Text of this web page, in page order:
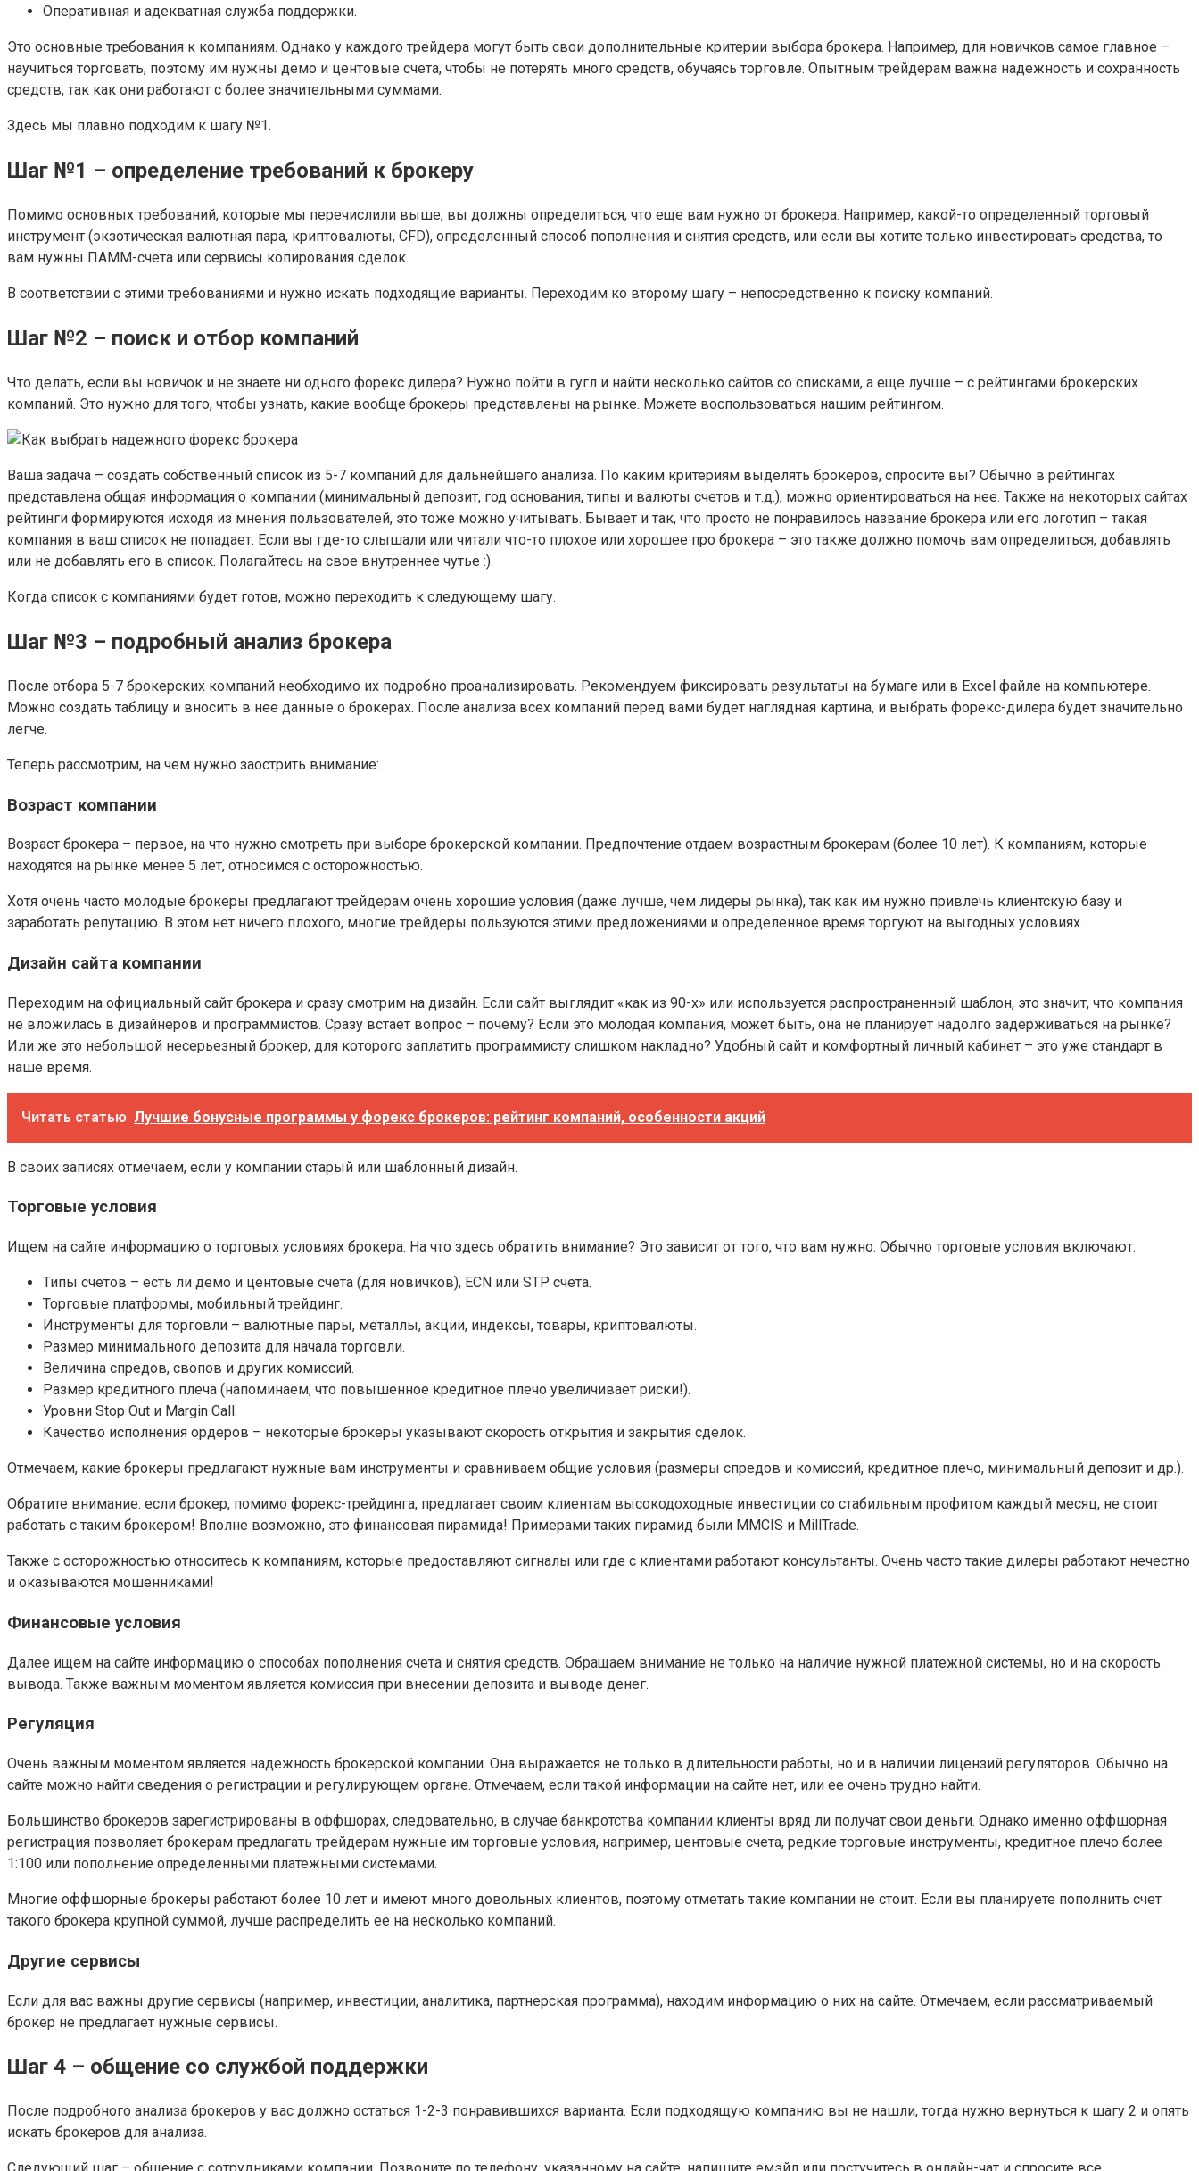
Оперативная и адекватная служба поддержки.
Это основные требования к компаниям. Однако у каждого трейдера могут быть свои дополнительные критерии выбора брокера. Например, для новичков самое главное –
научиться торговать, поэтому им нужны демо и центовые счета, чтобы не потерять много средств, обучаясь торговле. Опытным трейдерам важна надежность и сохранность
средств, так как они работают с более значительными суммами.
Здесь мы плавно подходим к шагу №1.
Шаг №1 – определение требований к брокеру
Помимо основных требований, которые мы перечислили выше, вы должны определиться, что еще вам нужно от брокера. Например, какой-то определенный торговый
инструмент (экзотическая валютная пара, криптовалюты, CFD), определенный способ пополнения и снятия средств, или если вы хотите только инвестировать средства, то
вам нужны ПАММ-счета или сервисы копирования сделок.
В соответствии с этими требованиями и нужно искать подходящие варианты. Переходим ко второму шагу – непосредственно к поиску компаний.
Шаг №2 – поиск и отбор компаний
Что делать, если вы новичок и не знаете ни одного форекс дилера? Нужно пойти в гугл и найти несколько сайтов со списками, а еще лучше – с рейтингами брокерских
компаний. Это нужно для того, чтобы узнать, какие вообще брокеры представлены на рынке. Можете воспользоваться нашим рейтингом.
Ваша задача – создать собственный список из 5-7 компаний для дальнейшего анализа. По каким критериям выделять брокеров, спросите вы? Обычно в рейтингах
представлена общая информация о компании (минимальный депозит, год основания, типы и валюты счетов и т.д.), можно ориентироваться на нее. Также на некоторых сайтах
рейтинги формируются исходя из мнения пользователей, это тоже можно учитывать. Бывает и так, что просто не понравилось название брокера или его логотип – такая
компания в ваш список не попадает. Если вы где-то слышали или читали что-то плохое или хорошее про брокера – это также должно помочь вам определиться, добавлять
или не добавлять его в список. Полагайтесь на свое внутреннее чутье :).
Когда список с компаниями будет готов, можно переходить к следующему шагу.
Шаг №3 – подробный анализ брокера
После отбора 5-7 брокерских компаний необходимо их подробно проанализировать. Рекомендуем фиксировать результаты на бумаге или в Excel файле на компьютере.
Можно создать таблицу и вносить в нее данные о брокерах. После анализа всех компаний перед вами будет наглядная картина, и выбрать форекс-дилера будет значительно
легче.
Теперь рассмотрим, на чем нужно заострить внимание:
Возраст компании
Возраст брокера – первое, на что нужно смотреть при выборе брокерской компании. Предпочтение отдаем возрастным брокерам (более 10 лет). К компаниям, которые
находятся на рынке менее 5 лет, относимся с осторожностью.
Хотя очень часто молодые брокеры предлагают трейдерам очень хорошие условия (даже лучше, чем лидеры рынка), так как им нужно привлечь клиентскую базу и
заработать репутацию. В этом нет ничего плохого, многие трейдеры пользуются этими предложениями и определенное время торгуют на выгодных условиях.
Дизайн сайта компании
Переходим на официальный сайт брокера и сразу смотрим на дизайн. Если сайт выглядит «как из 90-х» или используется распространенный шаблон, это значит, что компания
не вложилась в дизайнеров и программистов. Сразу встает вопрос – почему? Если это молодая компания, может быть, она не планирует надолго задерживаться на рынке?
Или же это небольшой несерьезный брокер, для которого заплатить программисту слишком накладно? Удобный сайт и комфортный личный кабинет – это уже стандарт в
наше время.
Читать статью Лучшие бонусные программы у форекс брокеров: рейтинг компаний, особенности акций
В своих записях отмечаем, если у компании старый или шаблонный дизайн.
Торговые условия
Ищем на сайте информацию о торговых условиях брокера. На что здесь обратить внимание? Это зависит от того, что вам нужно. Обычно торговые условия включают:
Типы счетов – есть ли демо и центовые счета (для новичков), ECN или STP счета.
Торговые платформы, мобильный трейдинг.
Инструменты для торговли – валютные пары, металлы, акции, индексы, товары, криптовалюты.
Размер минимального депозита для начала торговли.
Величина спредов, свопов и других комиссий.
Размер кредитного плеча (напоминаем, что повышенное кредитное плечо увеличивает риски!).
Уровни Stop Out и Margin Call.
Качество исполнения ордеров – некоторые брокеры указывают скорость открытия и закрытия сделок.
Отмечаем, какие брокеры предлагают нужные вам инструменты и сравниваем общие условия (размеры спредов и комиссий, кредитное плечо, минимальный депозит и др.).
Обратите внимание: если брокер, помимо форекс-трейдинга, предлагает своим клиентам высокодоходные инвестиции со стабильным профитом каждый месяц, не стоит
работать с таким брокером! Вполне возможно, это финансовая пирамида! Примерами таких пирамид были MMCIS и MillTrade.
Также с осторожностью относитесь к компаниям, которые предоставляют сигналы или где с клиентами работают консультанты. Очень часто такие дилеры работают нечестно
и оказываются мошенниками!
Финансовые условия
Далее ищем на сайте информацию о способах пополнения счета и снятия средств. Обращаем внимание не только на наличие нужной платежной системы, но и на скорость
вывода. Также важным моментом является комиссия при внесении депозита и выводе денег.
Регуляция
Очень важным моментом является надежность брокерской компании. Она выражается не только в длительности работы, но и в наличии лицензий регуляторов. Обычно на
сайте можно найти сведения о регистрации и регулирующем органе. Отмечаем, если такой информации на сайте нет, или ее очень трудно найти.
Большинство брокеров зарегистрированы в оффшорах, следовательно, в случае банкротства компании клиенты вряд ли получат свои деньги. Однако именно оффшорная
регистрация позволяет брокерам предлагать трейдерам нужные им торговые условия, например, центовые счета, редкие торговые инструменты, кредитное плечо более
1:100 или пополнение определенными платежными системами.
Многие оффшорные брокеры работают более 10 лет и имеют много довольных клиентов, поэтому отметать такие компании не стоит. Если вы планируете пополнить счет
такого брокера крупной суммой, лучше распределить ее на несколько компаний.
Другие сервисы
Если для вас важны другие сервисы (например, инвестиции, аналитика, партнерская программа), находим информацию о них на сайте. Отмечаем, если рассматриваемый
брокер не предлагает нужные сервисы.
Шаг 4 – общение со службой поддержки
После подробного анализа брокеров у вас должно остаться 1-2-3 понравившихся варианта. Если подходящую компанию вы не нашли, тогда нужно вернуться к шагу 2 и опять
искать брокеров для анализа.